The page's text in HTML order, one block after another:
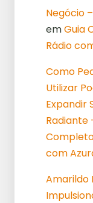
Negócio
emGuia
Rádio
Como
Utilizar
Expandir
Radiante
com
Amarildo